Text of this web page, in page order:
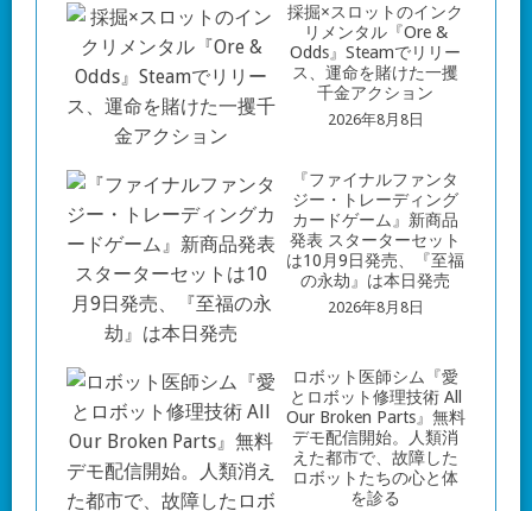
採掘×スロットのインク
リメンタル『Ore &
Odds』Steamでリリー
ス、運命を賭けた一攫
千金アクション
2026年8月8日
『ファイナルファンタ
ジー・トレーディング
カードゲーム』新商品
発表 スターターセット
は10月9日発売、『至福
の永劫』は本日発売
2026年8月8日
ロボット医師シム『愛
とロボット修理技術 All
Our Broken Parts』無料
デモ配信開始。人類消
えた都市で、故障した
ロボットたちの心と体
を診る